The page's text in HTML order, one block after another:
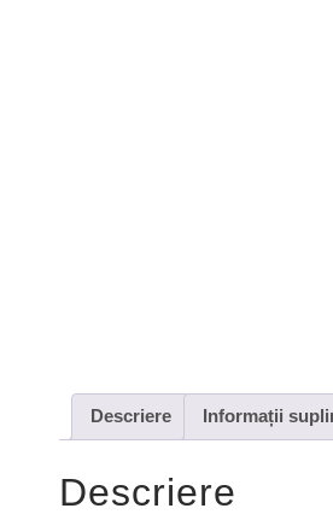
Descriere Informații
Descriere